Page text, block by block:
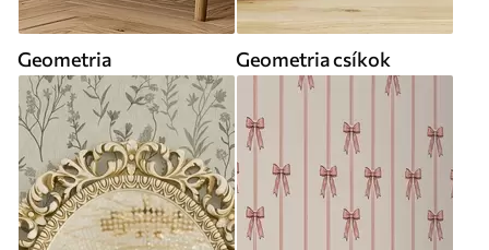
Geometria Geometria csíkok